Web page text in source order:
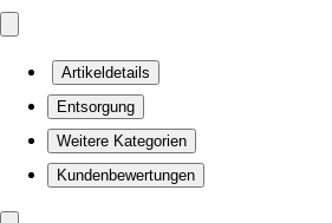
Artikeldetails
Entsorgung
Weitere Kategorien
Kundenbewertungen